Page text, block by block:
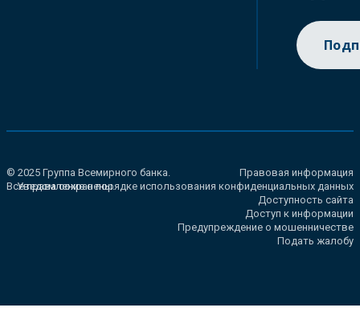
© 2025 Группа Всемирного банка.
Все права сохранены.
Правовая информация
Уведомление о порядке использования конфиденциальных данных
Доступность сайта
Доступ к информации
Предупреждение о мошенничестве
Подать жалобу